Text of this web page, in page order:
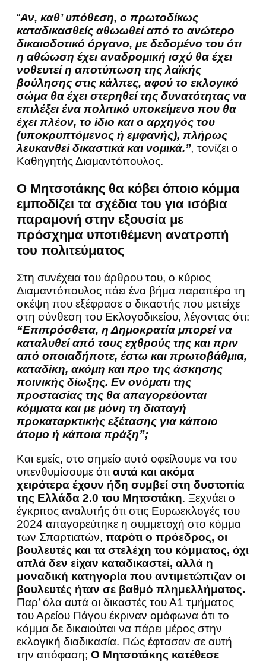
“Αν, καθ’ υπόθεση, ο πρωτοδίκως
καταδικασθείς αθωωθεί από το ανώτερο
δικαιοδοτικό όργανο, με δεδομένο του ότι
η αθώωση έχει αναδρομική ισχύ θα έχει
νοθευτεί η αποτύπωση της λαϊκής
βούλησης στις κάλπες, αφού το εκλογικό
σώμα θα έχει στερηθεί της δυνατότητας να
επιλέξει ένα πολιτικό υποκείμενο που θα
έχει πλέον, το ίδιο και ο αρχηγός του
(υποκρυπτόμενος ή εμφανής), πλήρως
λευκανθεί δικαστικά και νομικά.”, τονίζει ο
Καθηγητής Διαμαντόπουλος.
Ο Μητσοτάκης θα κόβει όποιο κόμμα
εμποδίζει τα σχέδια του για ισόβια
παραμονή στην εξουσία με
πρόσχημα υποτιθέμενη ανατροπή
του πολιτεύματος
Στη συνέχεια του άρθρου του, ο κύριος
Διαμαντόπουλος πάει ένα βήμα παραπέρα τη
σκέψη που εξέφρασε ο δικαστής που μετείχε
στη σύνθεση του Εκλογοδικείου, λέγοντας ότι:
“Επιπρόσθετα, η Δημοκρατία μπορεί να
καταλυθεί από τους εχθρούς της και πριν
από οποιαδήποτε, έστω και πρωτοβάθμια,
καταδίκη, ακόμη και προ της άσκησης
ποινικής δίωξης. Εν ονόματι της
προστασίας της θα απαγορεύονται
κόμματα και με μόνη τη διαταγή
προκαταρκτικής εξέτασης για κάποιο
άτομο ή κάποια πράξη”;
Και εμείς, στο σημείο αυτό οφείλουμε να του
υπενθυμίσουμε ότι αυτά και ακόμα
χειρότερα έχουν ήδη συμβεί στη δυστοπία
της Ελλάδα 2.0 του Μητσοτάκη. Ξεχνάει ο
έγκριτος αναλυτής ότι στις Ευρωεκλογές του
2024 απαγορεύτηκε η συμμετοχή στο κόμμα
των Σπαρτιατών, παρότι ο πρόεδρος, οι
βουλευτές και τα στελέχη του κόμματος, όχι
απλά δεν είχαν καταδικαστεί, αλλά η
μοναδική κατηγορία που αντιμετώπιζαν οι
βουλευτές ήταν σε βαθμό πλημελλήματος.
Παρ’ όλα αυτά οι δικαστές του Α1 τμήματος
του Αρείου Πάγου έκριναν ομόφωνα ότι το
κόμμα δε δικαιούται να πάρει μέρος στην
εκλογική διαδικασία. Πώς έφτασαν σε αυτή
την απόφαση; Ο Μητσοτάκης κατέθεσε